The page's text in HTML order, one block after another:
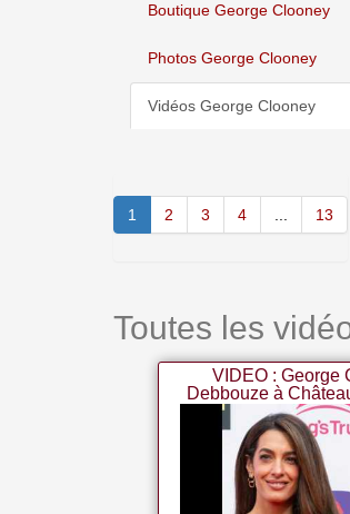
Boutique George Clooney
Photos George Clooney
Vidéos George Clooney
1 2 3 4 13
Toutes les
VIDEO : George
Debbouze à
la